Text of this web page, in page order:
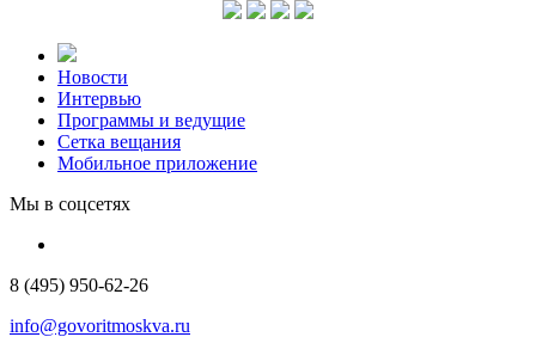
Новости
Интервью
Программы и ведущие
Сетка вещания
Мобильное приложение
Мы в соцсетях
8 (495) 950-62-26
info@govoritmoskva.ru